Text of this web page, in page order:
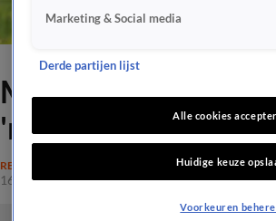
Margot van B&B
'moest Rob
REALITY
16 sep 2025, 10:39
Marketing & Social media
Derde partijen lijst
Alle cookies
Huidige keuze
Voorkeuren